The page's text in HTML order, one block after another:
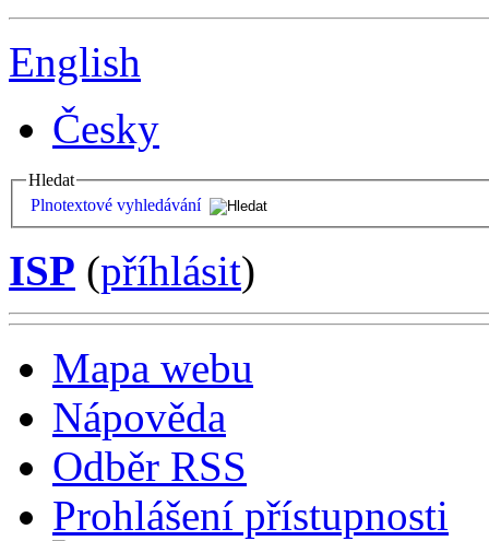
English
Česky
Hledat
Plnotextové vyhledávání
ISP (příhlásit)
Mapa webu
Nápověda
Odběr RSS
Prohlášení přístupnosti